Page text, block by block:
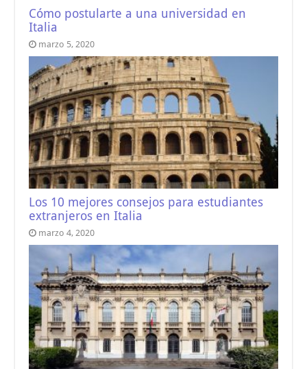
Cómo postularte a una universidad en
Italia
marzo 5, 2020
Los 10 mejores consejos para estudiantes
extranjeros en Italia
marzo 4, 2020